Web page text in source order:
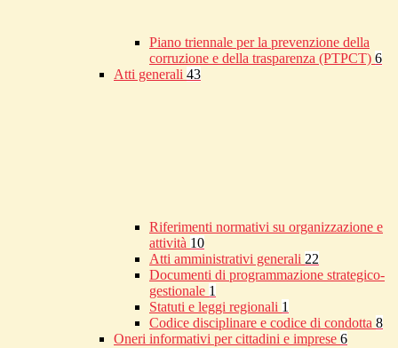
Piano triennale per la prevenzione della
corruzione e della trasparenza (PTPCT) 6
Atti generali 43
Riferimenti normativi su organizzazione e
attività 10
Atti amministrativi generali 22
Documenti di programmazione strategico-
gestionale 1
Statuti e leggi regionali 1
Codice disciplinare e codice di condotta 8
Oneri informativi per cittadini e imprese 6